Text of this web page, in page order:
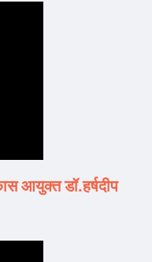
आयुक्त डॉ.हर्षदीप